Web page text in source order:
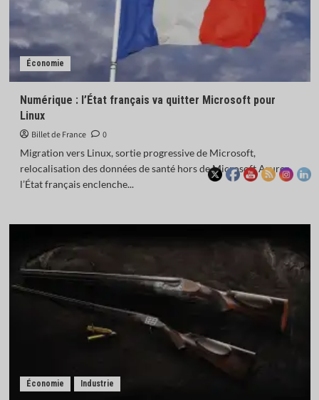
Économie
Numérique : l’État français va quitter Microsoft pour
Linux
Billet de France
0
Migration vers Linux, sortie progressive de Microsoft,
relocalisation des données de santé hors de Microsoft Azure :
l’État français enclenche...
Économie Industrie